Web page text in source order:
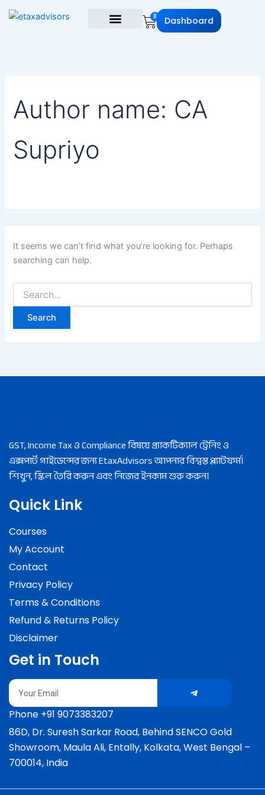
0
CartDashboard
Author name: CA
Supriyo
It seems we can’t find what you’re looking for. Perhaps
searching can help.
for:
GST, Income Tax ও Compliance বিষয়ে প্র্যাকটিক্যাল ট্রেনিং ও
এক্সপার্ট গাইডেন্সের জন্য EtaxAdvisors আপনার বিশ্বস্ত প্ল্যাটফর্ম।
শিখুন, স্কিল তৈরি করুন এবং নিজের ইনকাম শুরু করুন।
Quick Link
Courses
My Account
Contact
Privacy Policy
Terms & Conditions
Refund & Returns Policy
Disclaimer
Get in Touch
Email
Phone +91 9073383207
86D, Dr. Suresh Sarkar Road, Behind SENCO Gold
Showroom, Maula Ali, Entally, Kolkata, West Bengal –
700014, India